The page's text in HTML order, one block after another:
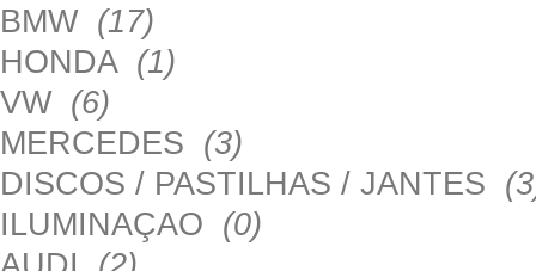
BMW (17)
HONDA (1)
VW (6)
MERCEDES (3)
DISCOS / PASTILHAS / JANTES
ILUMINAÇAO (0)